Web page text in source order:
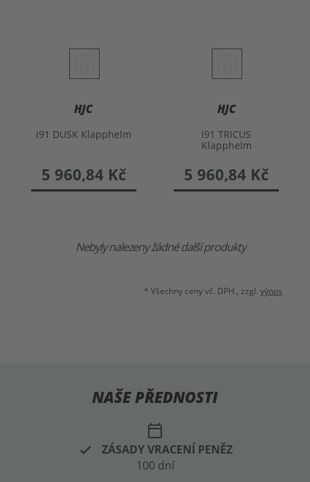
HJC
i91 DUSK Klapphelm
5 960,84 Kč
HJC
i91 TRICUS
Klapphelm
5 960,84 Kč
Nebyly nalezeny žádné další produkty
* Všechny ceny vč. DPH., zzgl. výnos
NAŠE PŘEDNOSTI
calendar_today
ZÁSADY VRACENÍ PENĚZ
100 dní